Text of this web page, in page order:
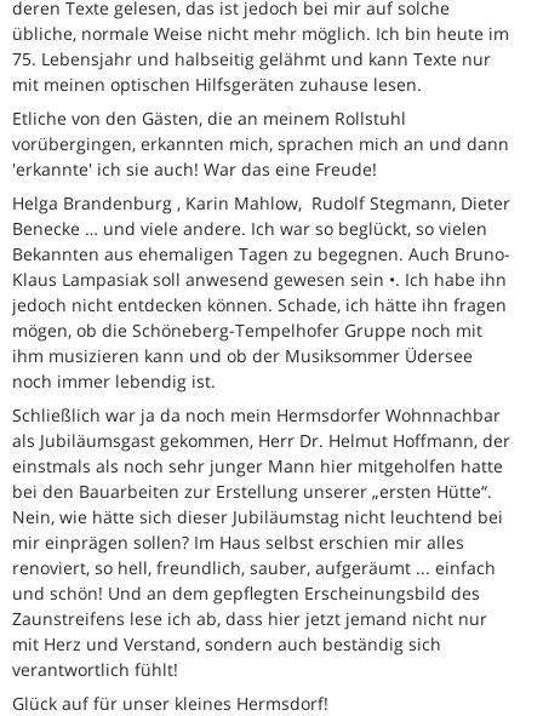
deren Texte gelesen, das ist jedoch bei mir auf solche
übliche, normale Weise nicht mehr möglich. Ich bin heute im
75. Lebensjahr und halbseitig gelähmt und kann Texte nur
mit meinen optischen Hilfsgeräten zuhause lesen.
Etliche von den Gästen, die an meinem Rollstuhl
vorübergingen, erkannten mich, sprachen mich an und dann
'erkannte' ich sie auch! War das eine Freude!
Helga Brandenburg , Karin Mahlow, Rudolf Stegmann, Dieter
Benecke … und viele andere. Ich war so beglückt, so vielen
Bekannten aus ehemaligen Tagen zu begegnen. Auch Bruno-
Klaus Lampasiak soll anwesend gewesen sein •. Ich habe ihn
jedoch nicht entdecken können. Schade, ich hätte ihn fragen
mögen, ob die Schöneberg-Tempelhofer Gruppe noch mit
ihm musizieren kann und ob der Musiksommer Üdersee
noch immer lebendig ist.
Schließlich war ja da noch mein Hermsdorfer Wohnnachbar
als Jubiläumsgast gekommen, Herr Dr. Helmut Hoffmann, der
einstmals als noch sehr junger Mann hier mitgeholfen hatte
bei den Bauarbeiten zur Erstellung unserer „ersten Hütte“.
Nein, wie hätte sich dieser Jubiläumstag nicht leuchtend bei
mir einprägen sollen? Im Haus selbst erschien mir alles
renoviert, so hell, freundlich, sauber, aufgeräumt ... einfach
und schön! Und an dem gepflegten Erscheinungsbild des
Zaunstreifens lese ich ab, dass hier jetzt jemand nicht nur
mit Herz und Verstand, sondern auch beständig sich
verantwortlich fühlt!
Glück auf für unser kleines Hermsdorf!